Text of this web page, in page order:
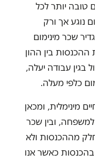
טובה יותר לכל
נוגע אך ורק
שכר מינימום
בין ההון
בגין עבודה יעלה,
כלפי מעלה.
מינימלית, ומכאן
למשפחה, ובין שכר
מההכנסות ולא
כאשר אנו